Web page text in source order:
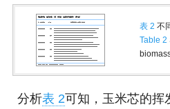
表 2 不
Table 2
分析表 2可知，玉米芯的挥